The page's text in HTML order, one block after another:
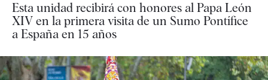
Esta unidad recibirá con honores al Papa León
XIV en la primera visita de un Sumo Pontífice
a España en 15 años